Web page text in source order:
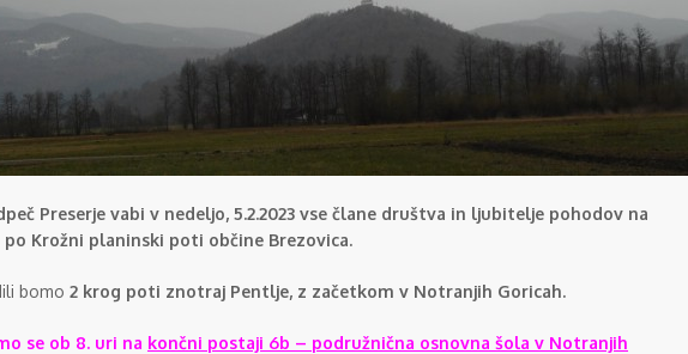
Preserje vabi v nedeljo, 5.2.2023 vse člane društva in ljubitelje pohodov na
po Krožni planinski poti občine Brezovica.
bomo 2 krog poti znotraj Pentlje, z začetkom v Notranjih Goricah.
se ob 8. uri na končni postaji 6b – podružnična osnovna šola v Notranjih